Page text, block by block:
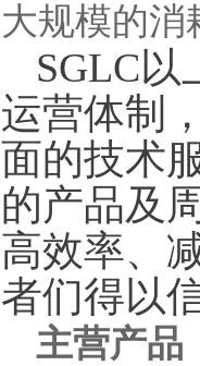
大规模的消
SGLC
运营体制
面的技术
的产品及
高效率、
者们得以
主营产品